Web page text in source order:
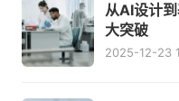
从AI设计
大突破
2025-12-23